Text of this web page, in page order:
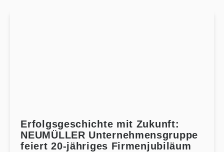
Erfolgsgeschichte mit Zukunft:
NEUMÜLLER Unternehmensgruppe
feiert 20-jähriges Firmenjubiläum